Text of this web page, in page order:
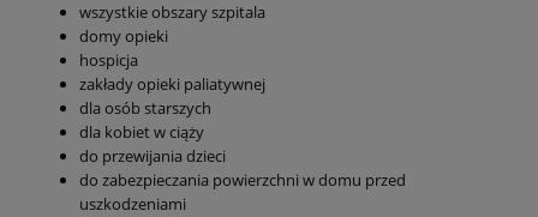
wszystkie obszary szpitala
domy opieki
hospicja
zakłady opieki paliatywnej
dla osób starszych
dla kobiet w ciąży
do przewijania dzieci
do zabezpieczania powierzchni w domu przed
uszkodzeniami